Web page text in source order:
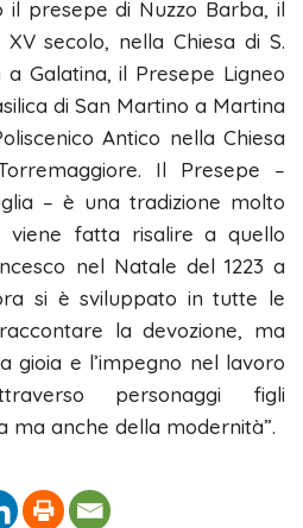
il presepe di Nuzzo Barba, il
secolo, nella Chiesa di S.
a Galatina, il Presepe Ligneo
di San Martino a Martina
Antico nella Chiesa
Il Presepe –
– è una tradizione molto
viene fatta risalire a quello
nel Natale del 1223 a
si è sviluppato in tutte le
la devozione, ma
gioia e l’impegno nel lavoro
personaggi figli
ma anche della modernità”.